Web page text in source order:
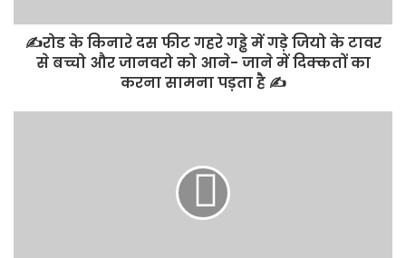
✍️रोड के किनारे दस फीट गहरे गड्ढे में गड़े जियो के टावर
से बच्चो और जानवरो को आने- जाने में दिक्कतों का
करना सामना पड़ता है ✍️